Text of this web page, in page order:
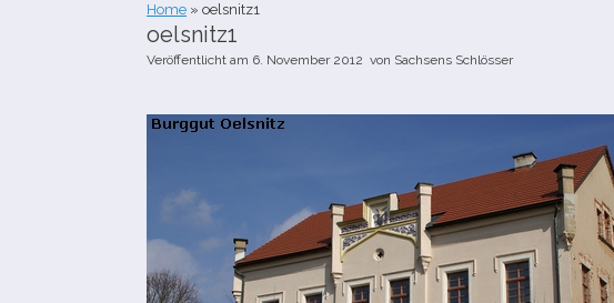
Home » oelsnitz1
oelsnitz1
Veröffentlicht am 6. November 2012 von Sachsens Schlösser